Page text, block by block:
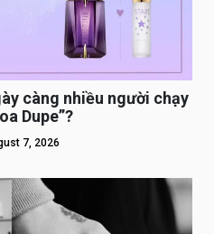
càng nhiều người chạy
Dupe”?
7, 2026